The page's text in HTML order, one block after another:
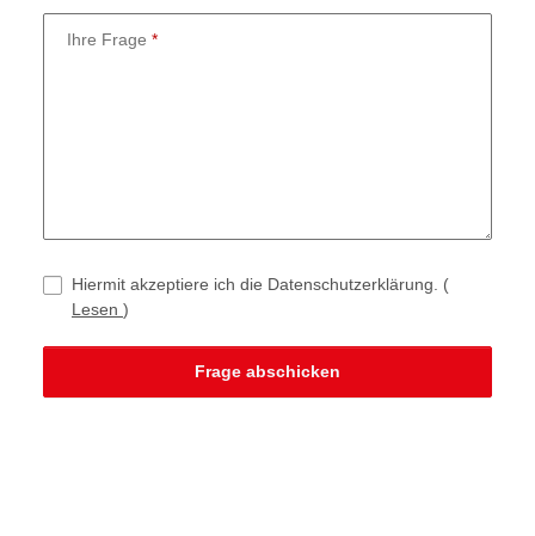
Ihre Frage
Hiermit akzeptiere ich die Datenschutzerklärung. (
Lesen )
Frage abschicken